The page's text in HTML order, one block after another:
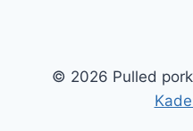
© 2026 Pulled